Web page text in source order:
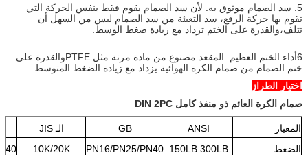
5. سد الصمام موثوق به. لأن سد الصمام يقوم فقط بنفس الحركة التي
تقوم بها حركة الرفع، سد التعبئة من سد الصمام ليس من السهل أن
تتلف،والقدرة على الختم تزداد مع زيادة ضغط الوسط.
6أداء الختم العظيم. المقعد مصنوع من مادة مرنة مثل PTFEوالقدرة على
ختم الصمام من صمام الكرة الهوائية يزداد مع زيادة الضغط المتوسط.
اختيار الطراز
صمام الكرة العائم ذو منفذ كامل DIN 2PC
المعيار ANSI
GB
الـ JIS
الضغط
150LB 300LB
PN16/PN25/PN40
10K/20K